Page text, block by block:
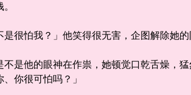
怕我？」他笑得很无害，企图解除她的
他的眼神在作祟，她顿觉口乾舌燥，猛
你很可怕吗？」